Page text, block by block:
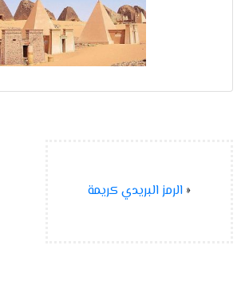
« الرمز البريدي كريمة